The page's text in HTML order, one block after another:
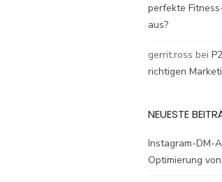
perfekte
aus?
gerrit.ross bei
richtigen
NEUESTE
Instagram-DM-
Optimierung